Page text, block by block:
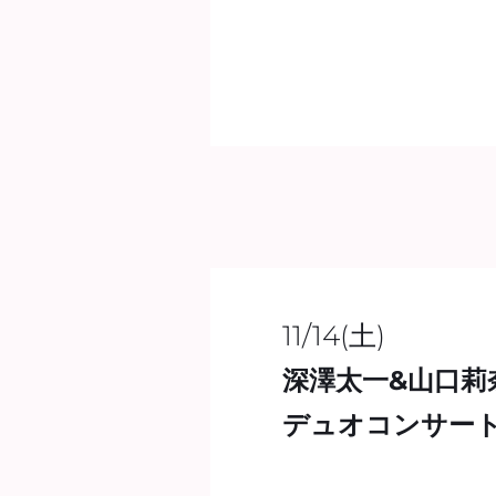
11/14(土)
深澤太一&山口
デュオコンサー